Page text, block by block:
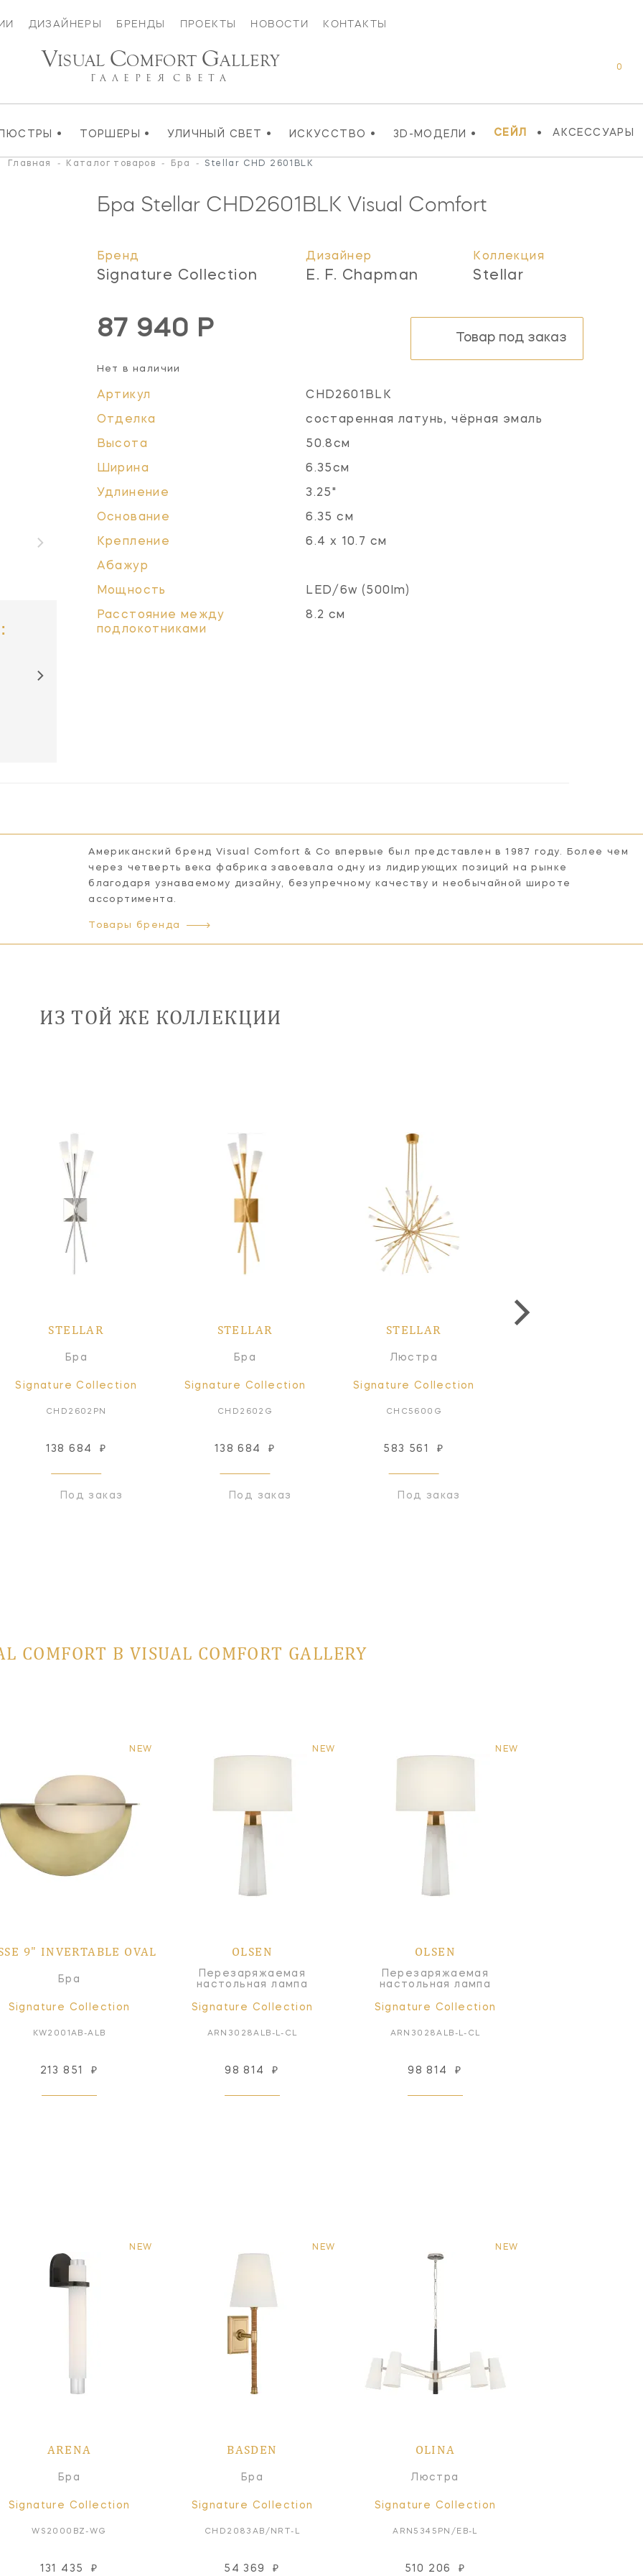
ДИЗАЙНЕРЫ БРЕНДЫ ПРОЕКТЫ НОВОСТИ КОНТАКТЫ
• ТОРШЕРЫ • УЛИЧНЫЙ СВЕТ • ИСКУССТВО • 3D-МОДЕЛИ • СЕЙЛ • АКСЕССУАРЫ
0
VISUAL COMFORT GALLERY
ГАЛЕРЕЯ СВЕТА
Главная - Каталог товаров - Бра - Stellar CHD 2601BLK
Бра Stellar CHD2601BLK Visual Comfort
Бренд
Signature Collection
Дизайнер
E. F. Chapman
Коллекция
Stellar
87 940 Р
Нет в наличии
Товар под заказ
Артикул CHD2601BLK
Отделка состаренная латунь, чёрная эмаль
Высота 50.8см
Ширина 6.35см
Удлинение 3.25"
Основание 6.35 см
Крепление 6.4 х 10.7 см
Абажур
Мощность LED/6w (500lm)
Расстояние между
подлокотниками
8.2 см
Американский бренд Visual Comfort & Co впервые был представлен в 1987 году. Более чем
через четверть века фабрика завоевала одну из лидирующих позиций на рынке
благодаря узнаваемому дизайну, безупречному качеству и необычайной широте
ассортимента.
Товары бренда
ИЗ ТОЙ ЖЕ КОЛЛЕКЦИИ
STELLAR
Бра
Signature Collection
CHD2602PN
138 684 ₽
Под заказ
STELLAR
Бра
Signature Collection
CHD2602G
138 684 ₽
Под заказ
STELLAR
Люстра
Signature Collection
CHC5600G
583 561 ₽
Под заказ
COMFORT В VISUAL COMFORT GALLERY
NEW
9" INVERTABLE OVAL
Бра
Signature Collection
KW2001AB-ALB
213 851 ₽
NEW
OLSEN
Перезаряжаемая
настольная лампа
Signature Collection
ARN3028ALB-L-CL
98 814 ₽
NEW
OLSEN
Перезаряжаемая
настольная лампа
Signature Collection
ARN3028ALB-L-CL
98 814 ₽
NEW
ARENA
Бра
Signature Collection
WS2000BZ-WG
131 435 ₽
NEW
BASDEN
Бра
Signature Collection
CHD2083AB/NRT-L
54 369 ₽
NEW
OLINA
Люстра
Signature Collection
ARN5345PN/EB-L
510 206 ₽